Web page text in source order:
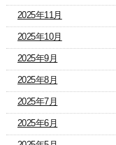
2025年11月
2025年10月
2025年9月
2025年8月
2025年7月
2025年6月